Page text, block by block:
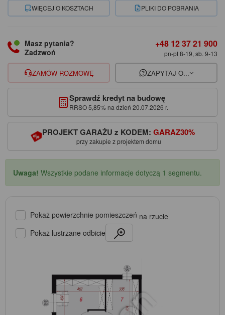
WIĘCEJ O KOSZTACH PLIKI DO POBRANIA
Masz pytania?
Zadzwoń
+48 12 37 21 900
pn-pt 8-19, sb. 9-13
ZAMÓW ROZMOWĘ ZAPYTAJ O...
Sprawdź kredyt na budowę
RRSO 5,85% na dzień 20.07.2026 r.
PROJEKT GARAŻU z KODEM: GARAZ30%
przy zakupie z projektem domu
Uwaga! Wszystkie podane informacje dotyczą 1 segmentu.
Pokaż powierzchnie pomieszczeń na rzucie
Pokaż lustrzane odbicie